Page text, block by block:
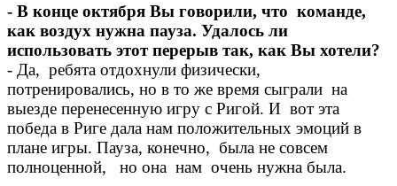
- В конце октября Вы говорили, что команде,
как воздух нужна пауза. Удалось ли
использовать этот перерыв так, как Вы хотели?
- Да, ребята отдохнули физически,
потренировались, но в то же время сыграли на
выезде перенесенную игру с Ригой. И вот эта
победа в Риге дала нам положительных эмоций в
плане игры. Пауза, конечно, была не совсем
полноценной, но она нам очень нужна была.